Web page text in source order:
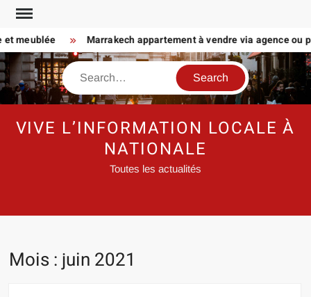
Skip
content
Marrakech appartement à vendre via agence ou
Search
VIVE L’INFORMATION LOCALE À
NATIONALE
Toutes les actualités
Mois : juin 2021